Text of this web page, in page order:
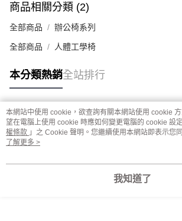
商品相關分類 (2)
全部商品 辦公椅系列
全部商品 人體工學椅
本分類熱銷全站排行
熱門標籤
本網站中使用 cookie，欲查詢有關本網站使用 cookie
望在電腦上使用 cookie 時應如何變更電腦的 cookie 設
權條款 」之 Cookie 聲明。您繼續使用本網站即表示您
用條款之 Cookie 聲明使用 cookie。
了解更多 >
我知道了